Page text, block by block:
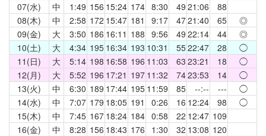
07(水)
中 1:49 156 15:24 174 8:30 49 21:06 88
08(木)
中 2:58 172 15:47 181 9:17 4721:40 65 ◎
09(金)
大 3:50 186 16:11 188 9:56 49 22:14 44 ◎
10(土)
大 4:34 195 16:34 193 10:31 5522:47 28 ◯
11(日)
大 5:14 198 16:58 196 11:03 63 23:21 18 ◯
12(月)
大 5:52 196 17:21 197 11:32 7423:53 14 ◯
13(火)
中 6:30 189 17:44 195 11:59 85 --:-- --- ◯
14(水)
中 7:07 179 18:05 191 0:26 16 12:24 98 ◯
15(木)
中 7:45 167 18:24 184 0:58 22 12:47 109
16(金)
中 8:28 156 18:43 176 1:30 32 13:08 120